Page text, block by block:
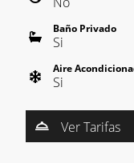
Baño Privado
Si
Aire
Si
Ver Tarifas